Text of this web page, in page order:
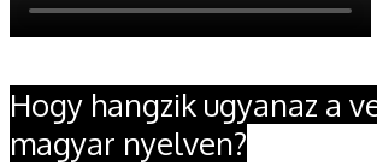
Hogy hangzik ugyanaz a
magyar nyelven?